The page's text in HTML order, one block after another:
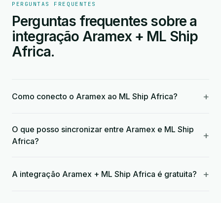
PERGUNTAS FREQUENTES
Perguntas frequentes sobre a
integração Aramex + ML Ship
Africa.
Como conecto o Aramex ao ML Ship Africa? +
O que posso sincronizar entre Aramex e ML Ship
Africa?
+
A integração Aramex + ML Ship Africa é gratuita? +